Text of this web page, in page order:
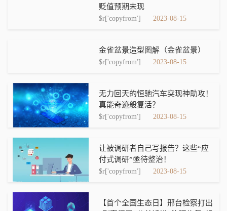
贬值预期未现
$r['copyfrom'] 2023-08-15
金雀盆景造型图解（金雀盆景）
$r['copyfrom'] 2023-08-15
无力回天的恒驰汽车突现神助攻！
真能奇迹般复活？
$r['copyfrom'] 2023-08-15
让被调研者自己写报告？这些“应
付式调研”亟待整治！
$r['copyfrom'] 2023-08-15
【首个全国生态日】邢台检察打出